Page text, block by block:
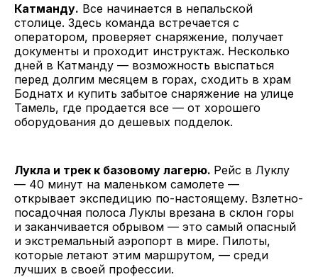
Катманду. Все начинается в непальской
столице. Здесь команда встречается с
оператором, проверяет снаряжение, получает
документы и проходит инструктаж. Несколько
дней в Катманду — возможность выспаться
перед долгим месяцем в горах, сходить в храм
Боднатх и купить забытое снаряжение на улице
Тамель, где продается все — от хорошего
оборудования до дешевых подделок.
Лукла и трек к базовому лагерю. Рейс в Луклу
— 40 минут на маленьком самолете —
открывает экспедицию по-настоящему. Взлетно-
посадочная полоса Луклы врезана в склон горы
и заканчивается обрывом — это самый опасный
и экстремальный аэропорт в мире. Пилоты,
которые летают этим маршрутом, — среди
лучших в своей профессии.